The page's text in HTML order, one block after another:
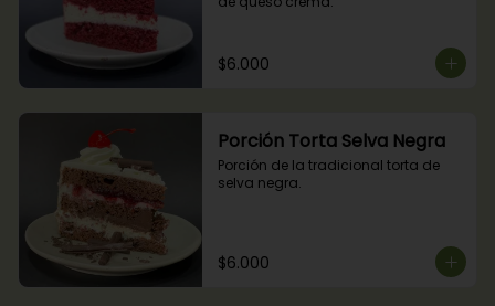
$6.000
Porción Torta Selva Negra
Porción de la tradicional torta de
selva negra.
$6.000